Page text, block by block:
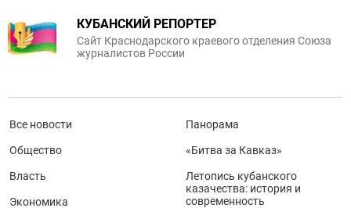
КУБАНСКИЙ РЕПОРТЕР
Сайт Краснодарского краевого отделения Союза
журналистов России
Все новости
Общество
Власть
Экономика
Панорама
«Битва за Кавказ»
Летопись кубанского
казачества: история и
современность